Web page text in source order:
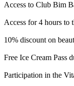
Access to Club Bim
Access for 4 hours to
10% discount on
Free Ice Cream Pass
Participation in the